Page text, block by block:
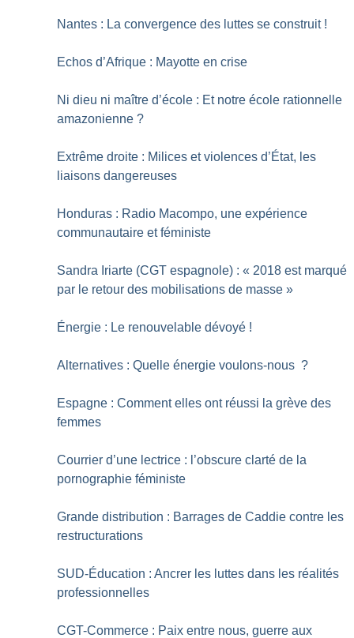
Nantes : La convergence des luttes se construit !
Echos d’Afrique : Mayotte en crise
Ni dieu ni maître d’école : Et notre école rationnelle
amazonienne ?
Extrême droite : Milices et violences d’État, les
liaisons dangereuses
Honduras : Radio Macompo, une expérience
communautaire et féministe
Sandra Iriarte (CGT espagnole) : « 2018 est marqué
par le retour des mobilisations de masse »
Énergie : Le renouvelable dévoyé !
Alternatives : Quelle énergie voulons-nous ?
Espagne : Comment elles ont réussi la grève des
femmes
Courrier d’une lectrice : l’obscure clarté de la
pornographie féministe
Grande distribution : Barrages de Caddie contre les
restructurations
SUD-Éducation : Ancrer les luttes dans les réalités
professionnelles
CGT-Commerce : Paix entre nous, guerre aux